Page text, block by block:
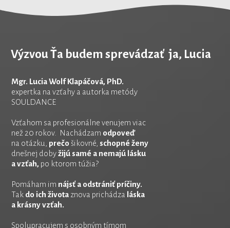
Výzvou Ťa budem sprevádzať ja, Lucia
Mgr. Lucia Wolf Klapáčová, PhD.
expertka na vzťahy a autorka metódy
SOULDANCE
Vzťahom sa profesionálne venujem viac
než 20 rokov. Nachádzam odpoveď
na otázku, prečo šikovné, schopné ženy
dnešnej dobyžijú samé a nemajú lásku
a vzťah, po ktorom túžia?
Pomáham im nájsť a odstrániť príčiny.
Tak do ich životaznova prichádza láska
a krásny vzťah.
Spolupracujem s osobným tímom